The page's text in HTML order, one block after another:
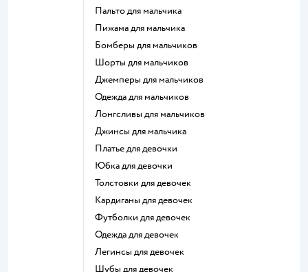
Пальто для мальчика
Пижама для мальчика
Бомберы для мальчиков
Шорты для мальчиков
Джемперы для мальчиков
Одежда для мальчиков
Лонгсливы для мальчиков
Джинсы для мальчика
Платье для девочки
Юбка для девочки
Толстовки для девочек
Кардиганы для девочек
Футболки для девочек
Одежда для девочек
Легинсы для девочек
Шубы для девочек